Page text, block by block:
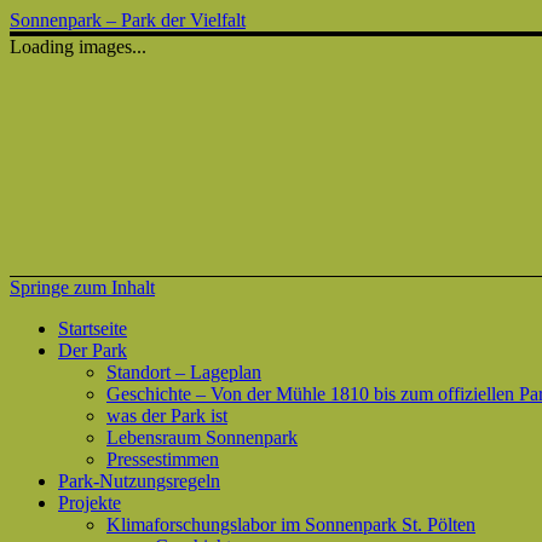
Sonnenpark – Park der Vielfalt
Loading images...
Springe zum Inhalt
Startseite
Der Park
Standort – Lageplan
Geschichte – Von der Mühle 1810 bis zum offiziellen
was der Park ist
Lebensraum Sonnenpark
Pressestimmen
Park-Nutzungsregeln
Projekte
Klimaforschungslabor im Sonnenpark St. Pölten